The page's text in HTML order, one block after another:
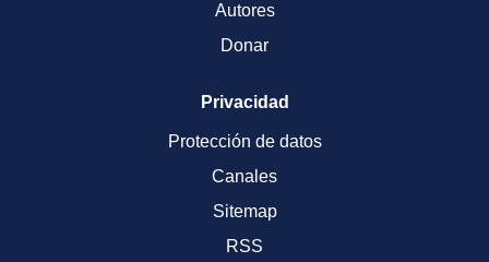
Autores
Donar
Privacidad
Protección de datos
Canales
Sitemap
RSS